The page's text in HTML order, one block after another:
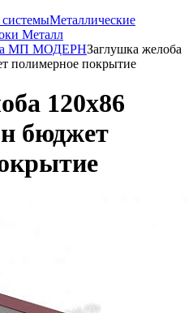
Металлические
Металл
МП МОДЕРНЗаглушка желоба
полимерное покрытие
120х86
бюджет